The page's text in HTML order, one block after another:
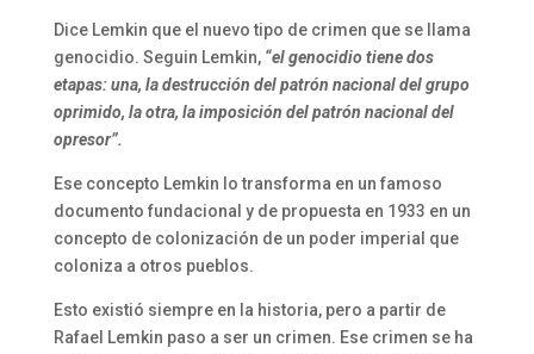
Dice Lemkin que el nuevo tipo de crimen que se llama
genocidio. Seguin Lemkin, “el genocidio tiene dos
etapas: una, la destrucción del patrón nacional del grupo
oprimido, la otra, la imposición del patrón nacional del
opresor”.
Ese concepto Lemkin lo transforma en un famoso
documento fundacional y de propuesta en 1933 en un
concepto de colonización de un poder imperial que
coloniza a otros pueblos.
Esto existió siempre en la historia, pero a partir de
Rafael Lemkin paso a ser un crimen. Ese crimen se ha